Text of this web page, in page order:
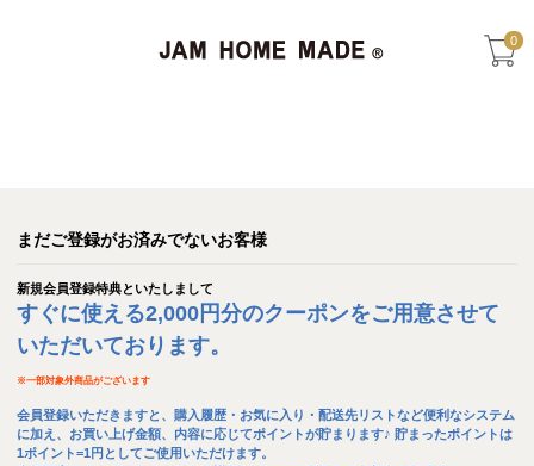
0
まだご登録がお済みでないお客様
新規会員登録特典といたしまして
すぐに使える2,000円分のクーポンをご用意させて
いただいております。
※一部対象外商品がございます
会員登録いただきますと、購入履歴・お気に入り・配送先リストなど便利なシステム
に加え、お買い上げ金額、内容に応じてポイントが貯まります♪ 貯まったポイントは
1ポイント=1円としてご使用いただけます。